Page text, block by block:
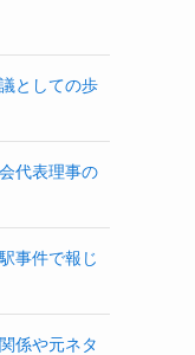
としての歩
代表理事の
事件で報じ
係や元ネタ